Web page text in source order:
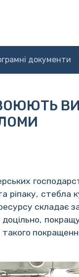
документи
ріпаку,
складає
такого